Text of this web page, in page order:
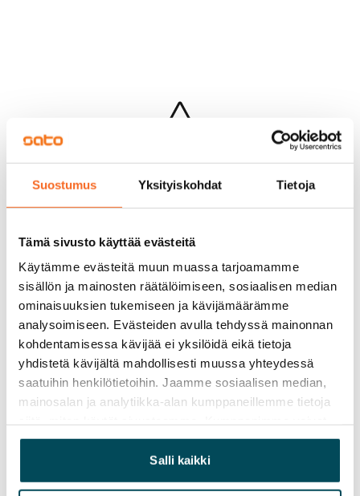
Suostumus Yksityiskohdat Tietoja
Tämä sivusto käyttää evästeitä
Käytämme evästeitä muun muassa tarjoamamme
sisällön ja mainosten räätälöimiseen, sosiaalisen median
ominaisuuksien tukemiseen ja kävijämäärämme
analysoimiseen. Evästeiden avulla tehdyssä mainonnan
kohdentamisessa kävijää ei yksilöidä eikä tietoja
yhdistetä kävijältä mahdollisesti muussa yhteydessä
saatuihin henkilötietoihin. Jaamme sosiaalisen median,
mainosalan ja analytiikka-alan kumppaneillemme tietoja
yhdistää näitä tietoja muihin tietoihin, joita olet antanut
heille tai joita on kerätty, kun olet käyttänyt heidän
palvelujaan.
Salli kaikki
Hups...
Jotakin meni pieleen sivun lataamisessa